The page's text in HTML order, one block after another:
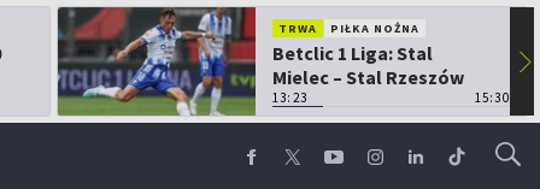
TRWA PIŁKA NOŻNA
Betclic 1 Liga: Stal
Mielec – Stal Rzeszów
13:23 15:30
▶